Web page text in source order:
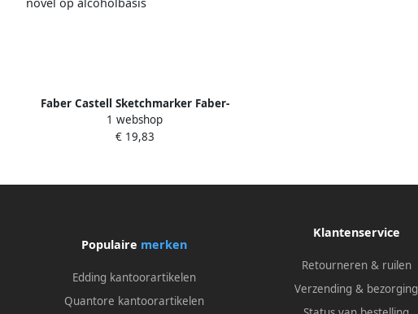
Faber Castell Sketchmarker Faber-
Castell Goldfaber etui 6 stuks Graphic
novel op alcoholbasis
1 webshop
€ 19,83
Populaire merken
Edding kantoorartikelen
Quantore kantoorartikelen
Klantenservice
Retourneren & ruilen
Verzending & bezorging